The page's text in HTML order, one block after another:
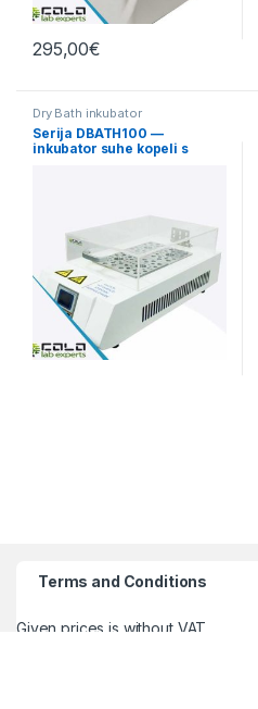
295,00€
Dry Bath inkubator
Serija DBATH100 —
inkubator suhe kopeli s
Terms and Conditions
Given prices is without VAT